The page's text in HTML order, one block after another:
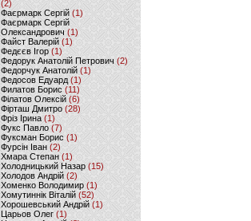
(2)
Фаєрмарк Сергій(1)
Фаєрмарк Сергій
Олександрович (1)
Файст Валерій(1)
Федєєв Ігор (1)
Федорук Анатолій Петрович (2)
Федорчук Анатолій (1)
Федосов Едуард (1)
Филатов Борис (11)
Філатов Олексій (6)
Фірташ Дмитро (28)
Фріз Ірина (1)
Фукс Павло (7)
Фуксман Борис (1)
Фурсін Іван (2)
Хмара Степан(1)
Холодницький Назар(15)
Холодов Андрій (2)
Хоменко Володимир (1)
Хомутиннік Віталій (52)
Хорошевський Андрій (1)
Царьов Олег (1)